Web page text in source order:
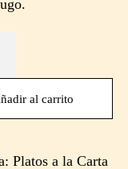
al carrito
Platos a la Carta